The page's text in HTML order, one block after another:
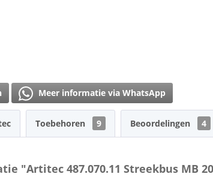
Meer informatie via WhatsApp
Toebehoren 9 Beoordelingen 4
"Artitec 487.070.11 Streekbus MB